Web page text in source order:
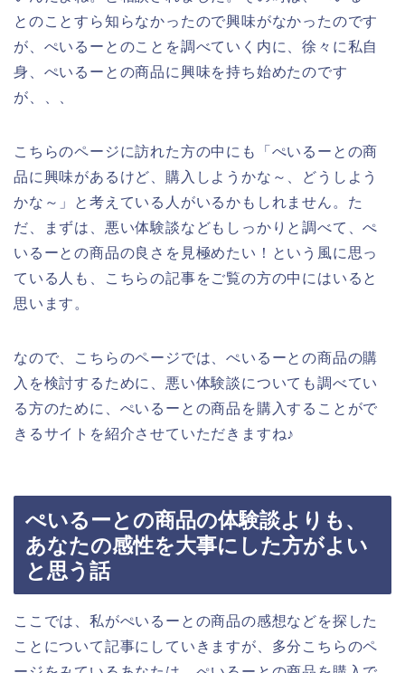
とのことすら知らなかったので興味がなかったのです
が、ぺいるーとのことを調べていく内に、徐々に私自
身、ぺいるーとの商品に興味を持ち始めたのです
が、、、
こちらのページに訪れた方の中にも「ぺいるーとの商
品に興味があるけど、購入しようかな～、どうしよう
かな～」と考えている人がいるかもしれません。た
だ、まずは、悪い体験談などもしっかりと調べて、ぺ
いるーとの商品の良さを見極めたい！という風に思っ
ている人も、こちらの記事をご覧の方の中にはいると
思います。
なので、こちらのページでは、ぺいるーとの商品の購
入を検討するために、悪い体験談についても調べてい
る方のために、ぺいるーとの商品を購入することがで
きるサイトを紹介させていただきますね♪
ぺいるーとの商品の体験談よりも、
あなたの感性を大事にした方がよい
と思う話
ここでは、私がぺいるーとの商品の感想などを探した
ことについて記事にしていきますが、多分こちらのペ